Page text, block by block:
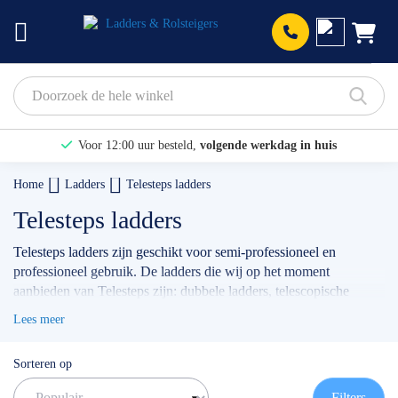
Voor 12:00 uur besteld, volgende werkdag in huis
Bekijk hier onze Actiepagina
Binnen 1 dag een
Home Ladders Telesteps ladders
Telesteps ladders
Telesteps ladders zijn geschikt voor semi-professioneel en
professioneel gebruik. De ladders die wij op het moment
aanbieden van Telesteps zijn: dubbele ladders, telescopische
Telesteps ladders zijn telescopische ladders. Deze ladders zijn erg
Lees meer
Sorteren op